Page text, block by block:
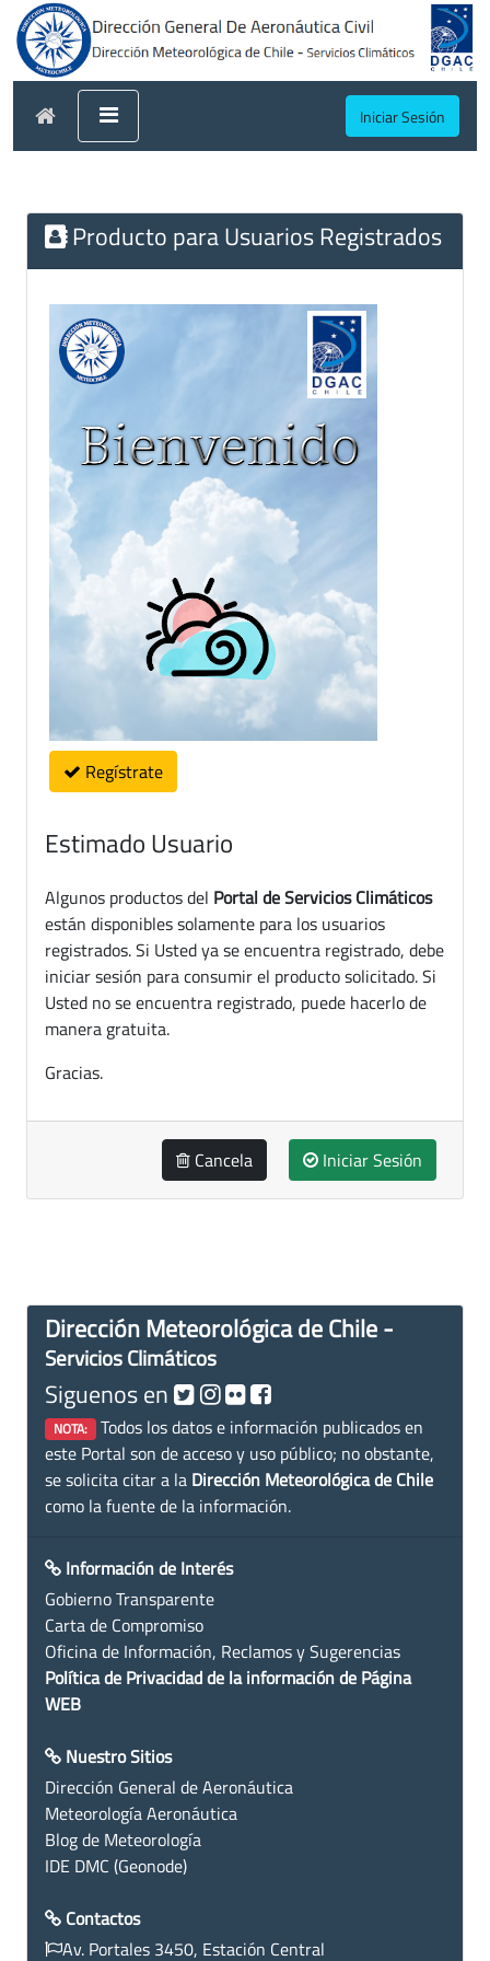
Iniciar Sesión
Producto para Usuarios Registrados
Regístrate
Estimado Usuario
Algunos productos del Portal de Servicios Climáticos
están disponibles solamente para los usuarios
registrados. Si Usted ya se encuentra registrado, debe
iniciar sesión para consumir el producto solicitado. Si
Usted no se encuentra registrado, puede hacerlo de
manera gratuita.
Gracias.
Cancela Iniciar Sesión
Dirección Meteorológica de Chile -
Servicios Climáticos
Siguenos en
NOTA: Todos los datos e información publicados en
este Portal son de acceso y uso público; no obstante,
se solicita citar a la Dirección Meteorológica de Chile
como la fuente de la información.
Información de Interés
Gobierno Transparente
Carta de Compromiso
Oficina de Información, Reclamos y Sugerencias
Política de Privacidad de la información de Página
WEB
Nuestro Sitios
Dirección General de Aeronáutica
Meteorología Aeronáutica
Blog de Meteorología
IDE DMC (Geonode)
Contactos
Av. Portales 3450, Estación Central